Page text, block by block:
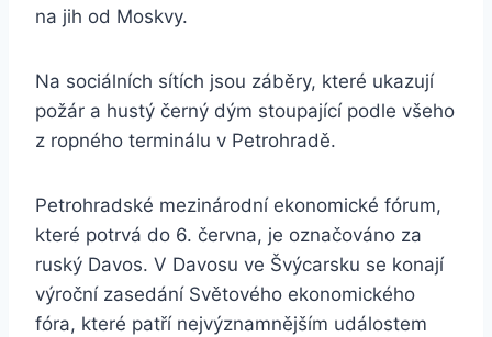
na jih od Moskvy.
Na sociálních sítích jsou záběry, které ukazují
požár a hustý černý dým stoupající podle všeho
z ropného terminálu v Petrohradě.
Petrohradské mezinárodní ekonomické fórum,
které potrvá do 6. června, je označováno za
ruský Davos. V Davosu ve Švýcarsku se konají
výroční zasedání Světového ekonomického
fóra, které patří nejvýznamnějším událostem